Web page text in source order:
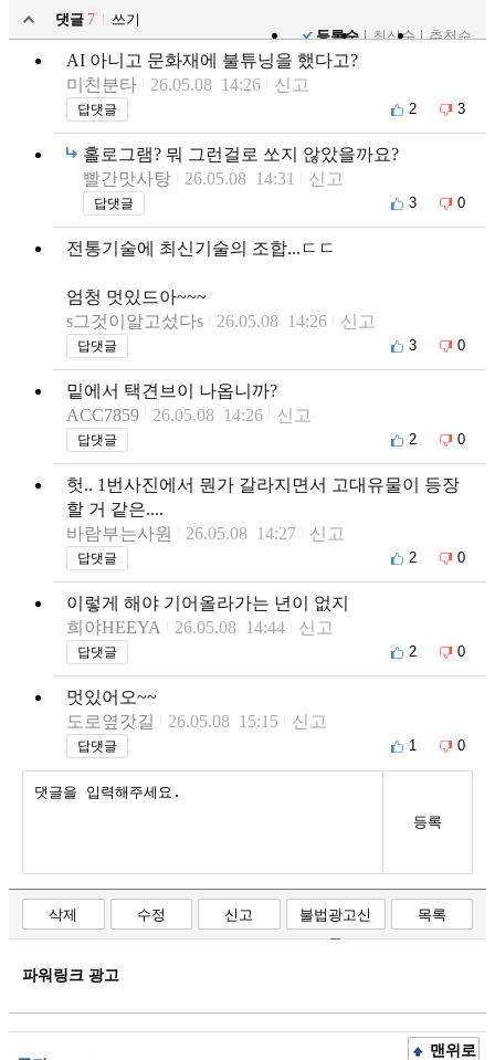
댓글 7
쓰기
등록순
최신순 추천순
AI 아니고 문화재에 불튜닝을 했다고?
미친분타
26.05.08 14:26 신고
답댓글 2 3
홀로그램? 뭐 그런걸로 쏘지 않았을까요?
빨간맛사탕
26.05.08 14:31 신고
답댓글 3 0
전통기술에 최신기술의 조합...ㄷㄷ
엄청 멋있드아~~~
s그것이알고섰다s
26.05.08 14:26 신고
답댓글 3 0
밑에서 택견브이 나옵니까?
ACC7859
26.05.08 14:26 신고
답댓글 2 0
헛.. 1번사진에서 뭔가 갈라지면서 고대유물이 등장
할 거 같은....
바람부는사원
26.05.08 14:27 신고
답댓글 2 0
이렇게 해야 기어올라가는 년이 없지
희야HEEYA
26.05.08 14:44 신고
답댓글 2 0
멋있어오~~
도로옆갓길
26.05.08 15:15 신고
답댓글 1 0
등록
삭제 수정 신고
불법광고신
고
목록
파워링크 광고
맨위로